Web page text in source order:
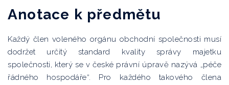
Anotace k předmětu
Každý člen voleného orgánu obchodní společnosti musí
dodržet určitý standard kvality správy majetku
společnosti, který se v české právní úpravě nazývá „péče
řádného hospodáře“. Pro každého takového člena